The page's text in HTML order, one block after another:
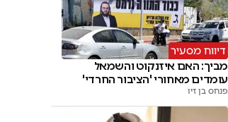
דיווח מסעיר
מביך: האם איזנקוט והשמאל
עומדים מאחורי 'הציבור החרדי'
פנחס בן זיו